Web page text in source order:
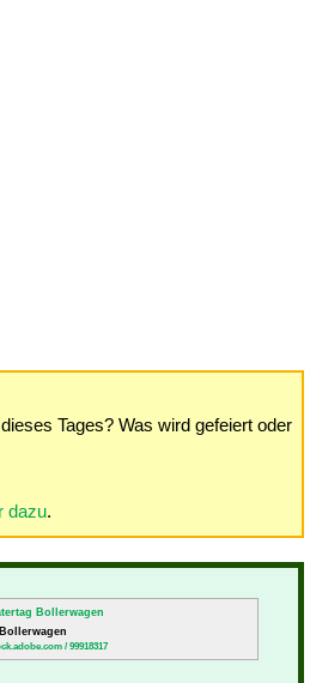
Tages? Was wird gefeiert oder
dazu.
/ 99918317